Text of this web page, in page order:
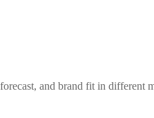
and brand fit in different